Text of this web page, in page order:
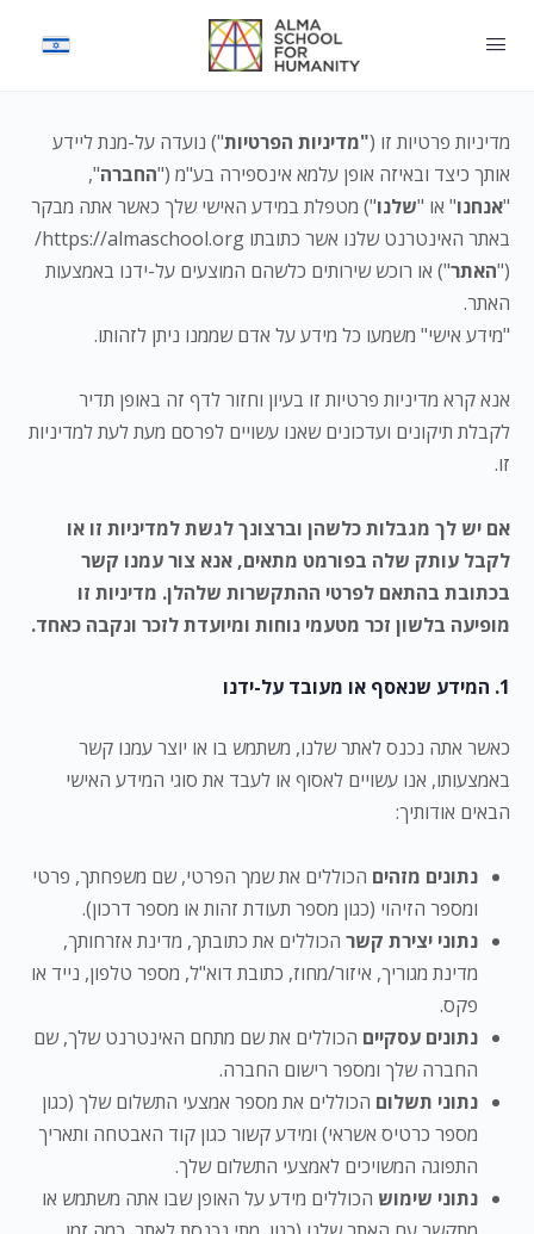
מדיניות פרטיות זו ("מדיניות הפרטיות") נועדה על-מנת ליידע
אותך כיצד ובאיזה אופן עלמא אינספירה בע"מ ("החברה",
"אנחנו" או "שלנו") מטפלת במידע האישי שלך כאשר אתה מבקר
באתר האינטרנט שלנו אשר כתובתו https://almaschool.org/
("האתר") או רוכש שירותים כלשהם המוצעים על-ידנו באמצעות
האתר.
"מידע אישי" משמעו כל מידע על אדם שממנו ניתן לזהותו.
אנא קרא מדיניות פרטיות זו בעיון וחזור לדף זה באופן תדיר
לקבלת תיקונים ועדכונים שאנו עשויים לפרסם מעת לעת למדיניות
זו.
אם יש לך מגבלות כלשהן וברצונך לגשת למדיניות זו או
לקבל עותק שלה בפורמט מתאים, אנא צור עמנו קשר
בכתובת בהתאם לפרטי ההתקשרות שלהלן. מדיניות זו
מופיעה בלשון זכר מטעמי נוחות ומיועדת לזכר ונקבה כאחד.
1. המידע שנאסף או מעובד על-ידנו
כאשר אתה נכנס לאתר שלנו, משתמש בו או יוצר עמנו קשר
באמצעותו, אנו עשויים לאסוף או לעבד את סוגי המידע האישי
הבאים אודותיך:
נתונים מזהים הכוללים את שמך הפרטי, שם משפחתך, פרטי
ומספר הזיהוי (כגון מספר תעודת זהות או מספר דרכון).
נתוני יצירת קשר הכוללים את כתובתך, מדינת אזרחותך,
מדינת מגוריך, איזור/מחוז, כתובת דוא"ל, מספר טלפון, נייד או
פקס.
נתונים עסקיים הכוללים את שם מתחם האינטרנט שלך, שם
החברה שלך ומספר רישום החברה.
נתוני תשלום הכוללים את מספר אמצעי התשלום שלך (כגון
מספר כרטיס אשראי) ומידע קשור כגון קוד האבטחה ותאריך
התפוגה המשויכים לאמצעי התשלום שלך.
נתוני שימוש הכוללים מידע על האופן שבו אתה משתמש או